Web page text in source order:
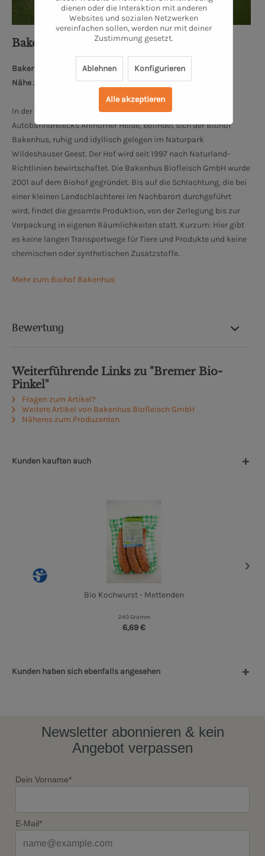
Bakenhus Biofleisch GmbH
Bakenhuser Esch 8, 26197 Großenkneten
Nähe zum Oldenburger Schloss: 34 km
In der Nähe von Oldenburg und Bremen, 10 km nördlich des
Autobahndreiecks Ahlhorner Heide, befindet sich der Biohof
Bakenhus, ruhig und idyllisch gelegen im Naturpark
Wildeshauser Geest. Der Hof wird seit 1997 nach Naturland-
Richtlinien bewirtschaftet. Die Bakenhus Biofleisch GmbH wurde
2001 auf dem Biohof gegründet. Bis auf die Schlachtung, die bei
einer kleinen Landschlachterei im Nachbarort durchgeführt
wird, findet die gesamte Produktion, von der Zerlegung bis zur
Verpackung in eigenen Räumlichkeiten statt. Kurzum: Hier gibt
es keine langen Transportwege für Tiere und Produkte und keine
chemischen oder synthetischen Zusatzstoffe.
Mehr zum Biohof Bakenhus
Bewertung
Weiterführende Links zu "Bremer Bio-
Pinkel"
Fragen zum Artikel?
Weitere Artikel von Bakenhus Biofleisch GmbH
Näheres zum Produzenten
Kunden kauften auch
Bio Kochwurst - Mettenden
240 Gramm
6,69 €
Kunden haben sich ebenfalls angesehen
Newsletter abonnieren & kein
Angebot verpassen
Dein Vorname*
E-Mail*
dienen oder die Interaktion mit anderen
Websites und sozialen Netzwerken
vereinfachen sollen, werden nur mit deiner
Zustimmung gesetzt.
Ablehnen Konfigurieren
Alle akzeptieren